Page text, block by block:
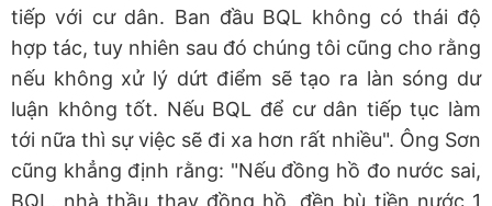
tiếp với cư dân. Ban đầu BQL không có thái độ
hợp tác, tuy nhiên sau đó chúng tôi cũng cho rằng
nếu không xử lý dứt điểm sẽ tạo ra làn sóng dư
luận không tốt. Nếu BQL để cư dân tiếp tục làm
tới nữa thì sự việc sẽ đi xa hơn rất nhiều". Ông Sơn
cũng khẳng định rằng: "Nếu đồng hồ đo nước sai,
BQL, nhà thầu thay đồng hồ, đền bù tiền nước 1